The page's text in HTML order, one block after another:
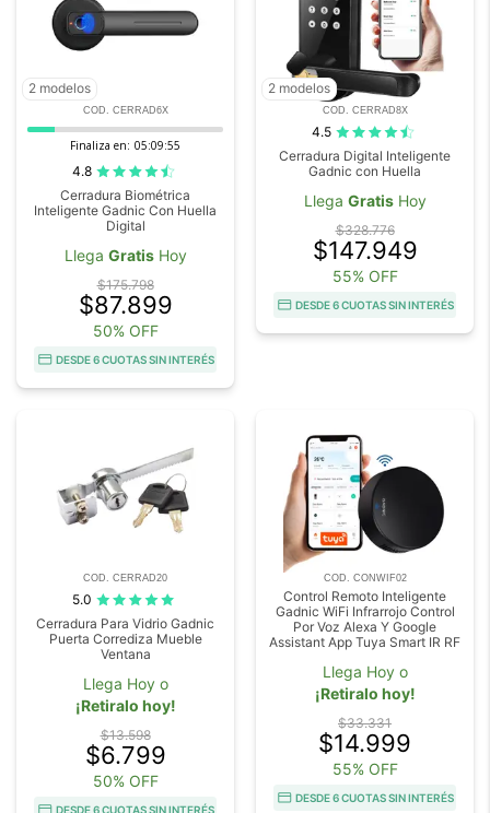
2 modelos
COD. CERRAD6X
Finaliza en: 05:09:54
4.8
Cerradura Biométrica
Inteligente Gadnic Con Huella
Digital
Llega GratisHoy
$175.798
$87.899
50% OFF
DESDE 6 CUOTAS SIN INTERÉS
2 modelos
COD. CERRAD8X
4.5
Cerradura Digital Inteligente
Gadnic con Huella
Llega GratisHoy
$328.776
$147.949
55% OFF
DESDE 6 CUOTAS SIN INTERÉS
COD. CERRAD20
5.0
Cerradura Para Vidrio Gadnic
Puerta Corrediza Mueble
Ventana
Llega Hoy o
¡Retiralo hoy!
$13.598
$6.799
50% OFF
DESDE 6 CUOTAS SIN INTERÉS
COD. CONWIF02
Control Remoto Inteligente
Gadnic WiFi Infrarrojo Control
Por Voz Alexa Y Google
Assistant App Tuya Smart IR RF
Llega Hoy o
¡Retiralo hoy!
$33.331
$14.999
55% OFF
DESDE 6 CUOTAS SIN INTERÉS